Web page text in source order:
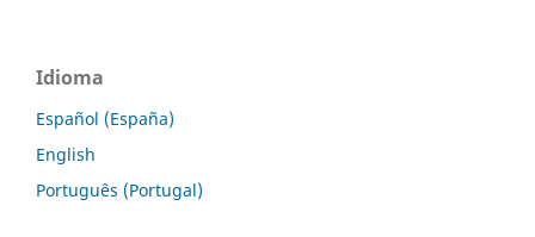
Idioma
Español (España)
English
Português (Portugal)